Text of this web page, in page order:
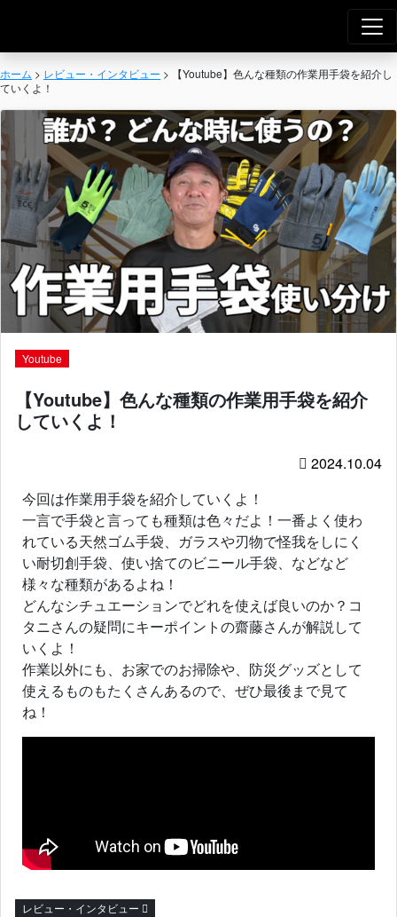
Agro Works｜ア
ホーム > レビュー・インタビュー >
【Youtube】色んな種類の作業用手袋を紹介し
ていくよ！
Youtube
【Youtube】色んな種類の作業用手袋を紹介
していくよ！
2024.10.04
今回は作業用手袋を紹介していくよ！
一言で手袋と言っても種類は色々だよ！一番よく使わ
れている天然ゴム手袋、ガラスや刃物で怪我をしにく
い耐切創手袋、使い捨てのビニール手袋、などなど
様々な種類があるよね！
どんなシチュエーションでどれを使えば良いのか？コ
タニさんの疑問にキーポイントの齋藤さんが解説して
いくよ！
作業以外にも、お家でのお掃除や、防災グッズとして
使えるものもたくさんあるので、ぜひ最後まで見て
ね！
レビュー・インタビュー